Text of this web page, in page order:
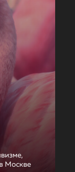
Москве